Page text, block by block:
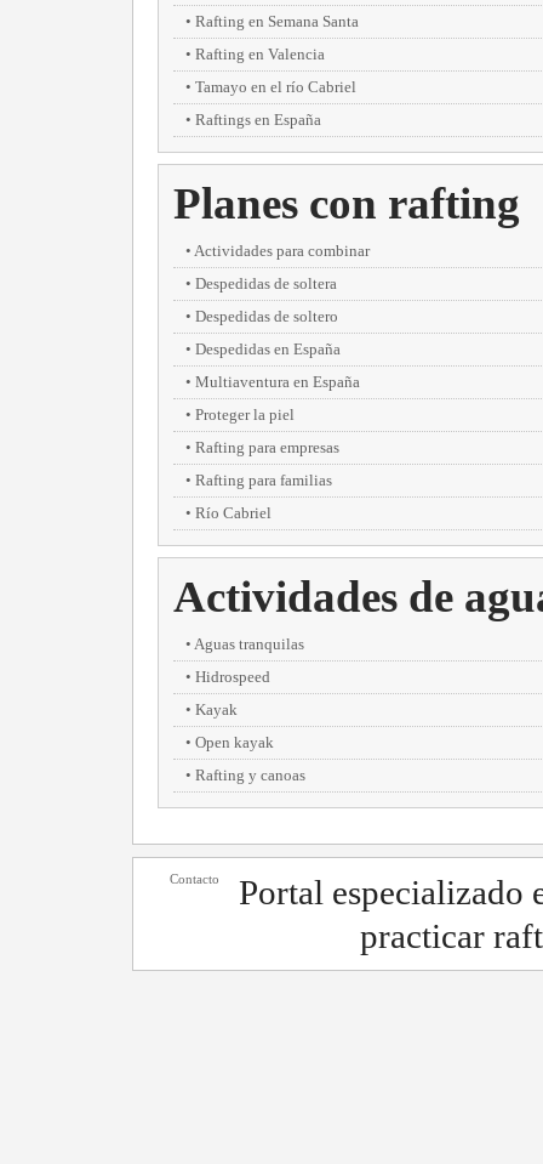
Rafting en Semana Santa
Rafting en Valencia
Tamayo en el río Cabriel
Raftings en España
Planes con rafting
Actividades para combinar
Despedidas de soltera
Despedidas de soltero
Despedidas en España
Multiaventura en España
Proteger la piel
Rafting para empresas
Rafting para familias
Río Cabriel
Actividades de
Aguas tranquilas
Hidrospeed
Kayak
Open kayak
Rafting y canoas
Contacto
Portal especializado
practicar